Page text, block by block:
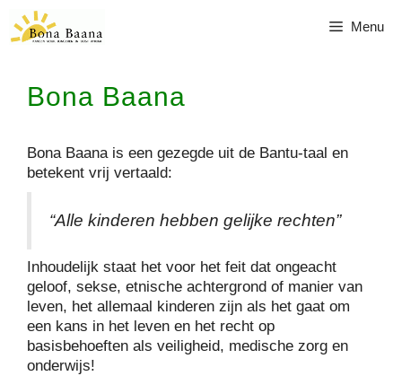
naar
de
Menu
Bona Baana
Bona Baana is een gezegde uit de Bantu-taal en
betekent vrij vertaald:
“Alle kinderen hebben gelijke rechten”
Inhoudelijk staat het voor het feit dat ongeacht
geloof, sekse, etnische achtergrond of manier van
leven, het allemaal kinderen zijn als het gaat om
een kans in het leven en het recht op
basisbehoeften als veiligheid, medische zorg en
onderwijs!